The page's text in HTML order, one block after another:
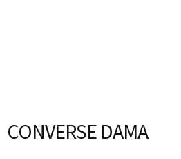
CONVERSE DAMA